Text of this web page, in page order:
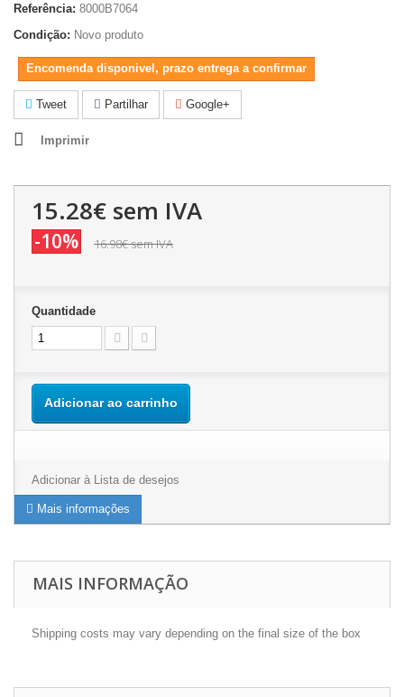
Referência: 8000B7064
Condição: Novo produto
Encomenda disponivel, prazo entrega a confirmar
Tweet Partilhar Google+
Imprimir
15.28€ sem IVA
-10% 16.98€sem IVA
Quantidade
Adicionar ao carrinho
Adicionar à Lista de desejos
Mais informações
MAIS INFORMAÇÃO
Shipping costs may vary depending on the final size of the box